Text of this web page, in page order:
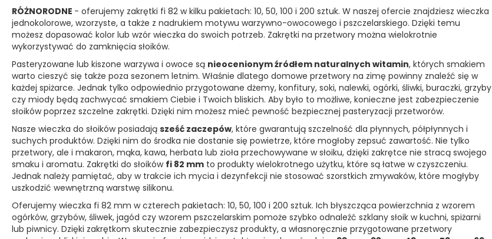
RÓŻNORODNE - oferujemy zakrętki fi 82 w kilku pakietach: 10, 50, 100 i 200 sztuk. W naszej ofercie znajdziesz wieczka
jednokolorowe, wzorzyste, a także z nadrukiem motywu warzywno-owocowego i pszczelarskiego. Dzięki temu
możesz dopasować kolor lub wzór wieczka do swoich potrzeb. Zakrętki na przetwory można wielokrotnie
wykorzystywać do zamknięcia słoików.
Pasteryzowane lub kiszone warzywa i owoce są nieocenionym źródłem naturalnych witamin, których smakiem
warto cieszyć się także poza sezonem letnim. Właśnie dlatego domowe przetwory na zimę powinny znaleźć się w
każdej spiżarce. Jednak tylko odpowiednio przygotowane dżemy, konfitury, soki, nalewki, ogórki, śliwki, buraczki, grzyby
czy miody będą zachwycać smakiem Ciebie i Twoich bliskich. Aby było to możliwe, konieczne jest zabezpieczenie
słoików poprzez szczelne zakrętki. Dzięki nim możesz mieć pewność bezpiecznej pasteryzacji przetworów.
Nasze wieczka do słoików posiadają sześć zaczepów, które gwarantują szczelność dla płynnych, półpłynnych i
suchych produktów. Dzięki nim do środka nie dostanie się powietrze, które mogłoby zepsuć zawartość. Nie tylko
przetwory, ale i makaron, mąka, kawa, herbata lub zioła przechowywane w słoiku, dzięki zakrętce nie stracą swojego
smaku i aromatu. Zakrętki do słoików fi 82 mm to produkty wielokrotnego użytku, które są łatwe w czyszczeniu.
Jednak należy pamiętać, aby w trakcie ich mycia i dezynfekcji nie stosować szorstkich zmywaków, które mogłyby
uszkodzić wewnętrzną warstwę silikonu.
Oferujemy wieczka fi 82 mm w czterech pakietach: 10, 50, 100 i 200 sztuk. Ich błyszcząca powierzchnia z wzorem
ogórków, grzybów, śliwek, jagód czy wzorem pszczelarskim pomoże szybko odnaleźć szklany słoik w kuchni, spiżarni
lub piwnicy. Dzięki zakrętkom skutecznie zabezpieczysz produkty, a własnoręcznie przygotowane przetwory